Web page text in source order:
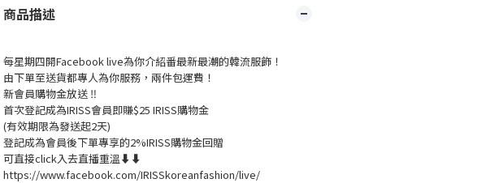
商品描述
每星期四開Facebook live為你介紹番最新最潮的韓流服飾！
由下單至送貨都專人為你服務，兩件包運費！
新會員購物金放送 ‼️
首次登記成為IRISS會員即賺$25 IRISS購物金
(有效期限為發送起2天)
登記成為會員後下單專享的2%IRISS購物金回贈
可直接click入去直播重溫⬇⬇
https://www.facebook.com/IRISSkoreanfashion/live/